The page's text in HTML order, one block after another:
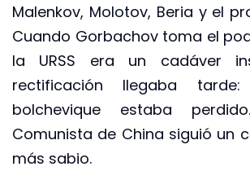
Malenkov, Molotov, Beria y el
Cuando Gorbachov toma el
la URSS era un cadáver
rectificación llegaba
bolchevique estaba
Comunista de China siguió un
más sabio.